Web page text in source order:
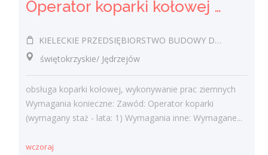
Operator koparki kołowej k/m
KIELECKIE PRZEDSIĘBIORSTWO BUDOWY DRÓG I MOSTÓW SPÓŁKA Z OGRANICZONĄ ODPOWIEDZIALNOŚCIĄ
świętokrzyskie/ Jędrzejów
obsługa koparki kołowej, wykonywanie prac ziemnych
Wymagania konieczne: Zawód: Operator koparki
(wymagany staż - lata: 1) Wymagania inne: Wymagane...
wczoraj